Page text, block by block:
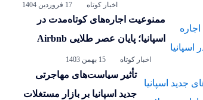
اخبار کوتاه 17 فروردین 1404
ممنوعیت اجاره‌های کوتاه‌مدت در
اسپانیا؛ پایان عصر طلایی Airbnb
اخبار کوتاه 15 بهمن 1403
تأثیر سیاست‌های مهاجرتی
جدید اسپانیا بر بازار مستغلات